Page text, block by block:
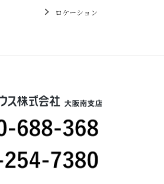
ロケーション